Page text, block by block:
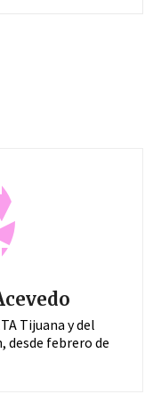
Tijuana y del
desde febrero de